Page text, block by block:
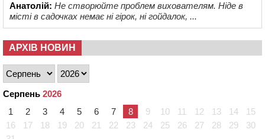
Анатолій: Не створюйте проблем вихователям. Ніде в
місті в садочках немає ні гірок, ні гойдалок, ...
АРХІВ НОВИН
Серпень 2026
1
2 3 4 5 6 7 8 9 10 11 12 13 14
15
16
17 18 19 20 21 22 23 24 25 26 27 28 29
30